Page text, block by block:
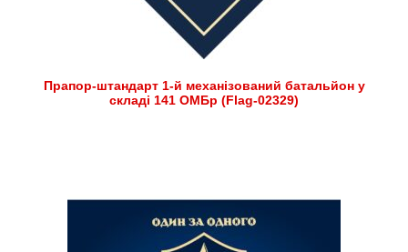
Прапор-штандарт 1-й механізований батальйон у
складі 141 ОМБр (Flag-02329)